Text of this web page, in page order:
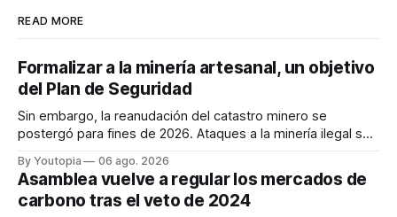
READ MORE
Formalizar a la minería artesanal, un objetivo
del Plan de Seguridad
Sin embargo, la reanudación del catastro minero se
postergó para fines de 2026. Ataques a la minería ilegal se
By Youtopia 06 ago. 2026
Asamblea vuelve a regular los mercados de
carbono tras el veto de 2024